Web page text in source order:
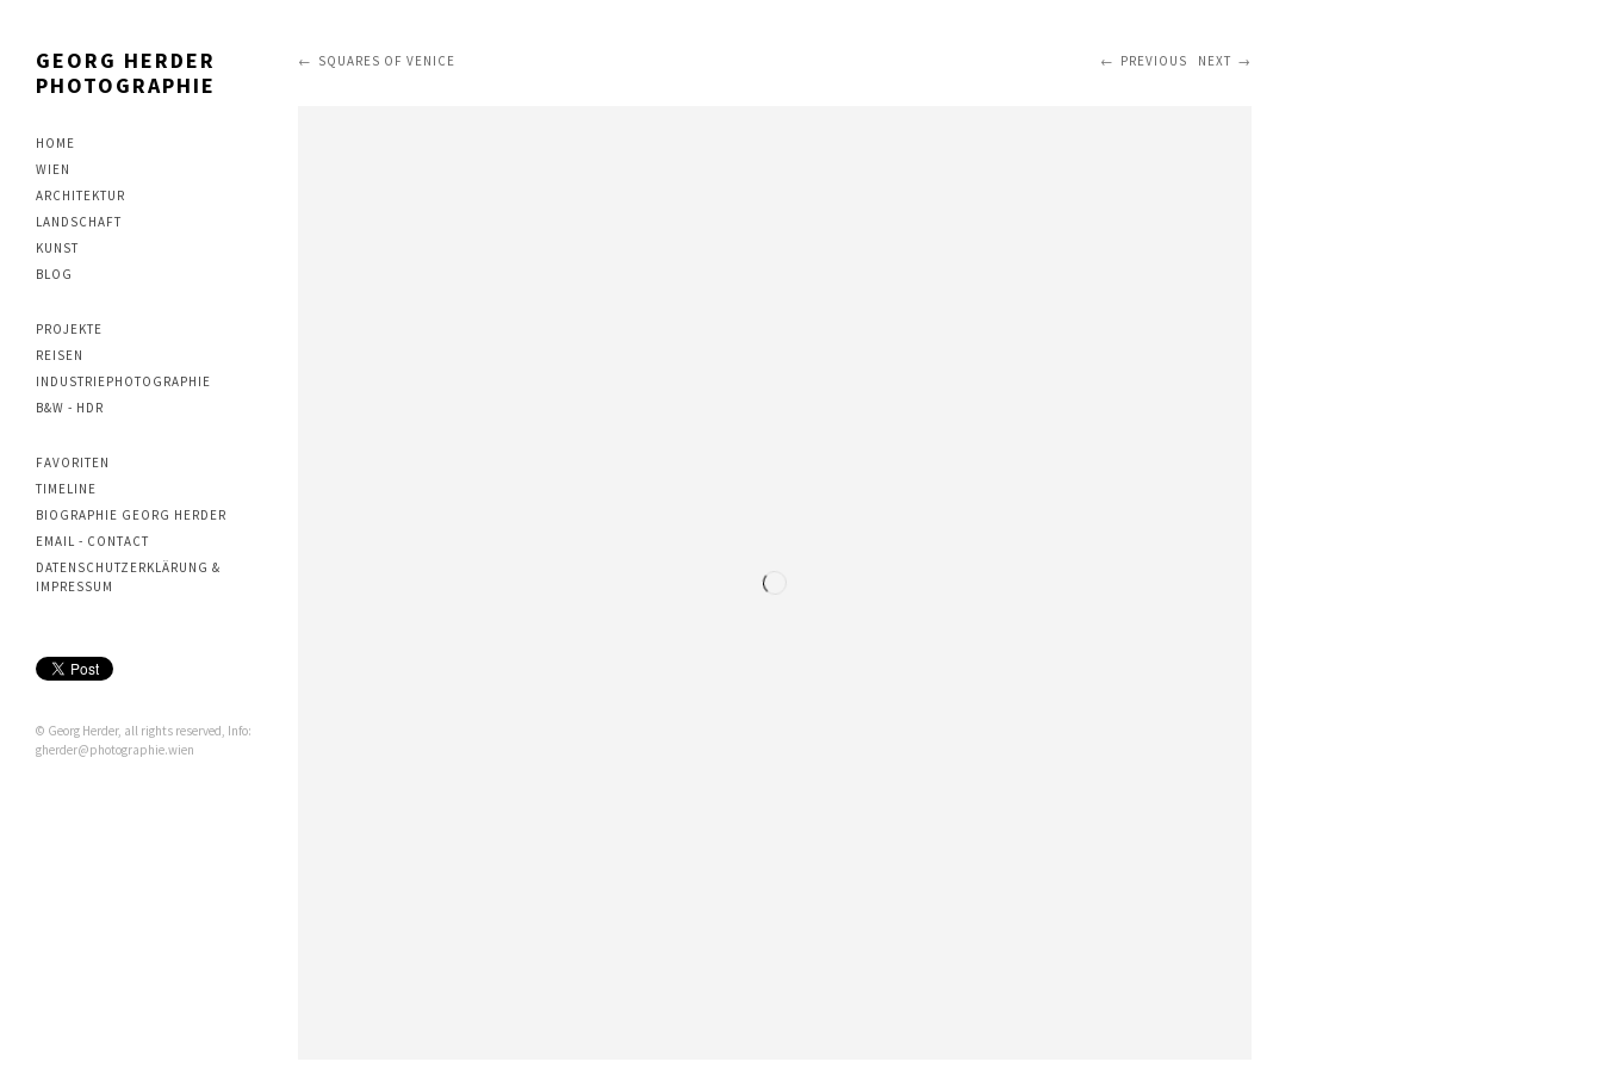
GEORG HERDER
PHOTOGRAPHIE
HOME
WIEN
ARCHITEKTUR
LANDSCHAFT
KUNST
BLOG
PROJEKTE
REISEN
INDUSTRIEPHOTOGRAPHIE
B&W - HDR
FAVORITEN
TIMELINE
BIOGRAPHIE GEORG HERDER
EMAIL - CONTACT
DATENSCHUTZERKLÄRUNG &
IMPRESSUM
© Georg Herder, all rights reserved, Info:
gherder@photographie.wien
PREVIOUS NEXT
SQUARES OF VENICE